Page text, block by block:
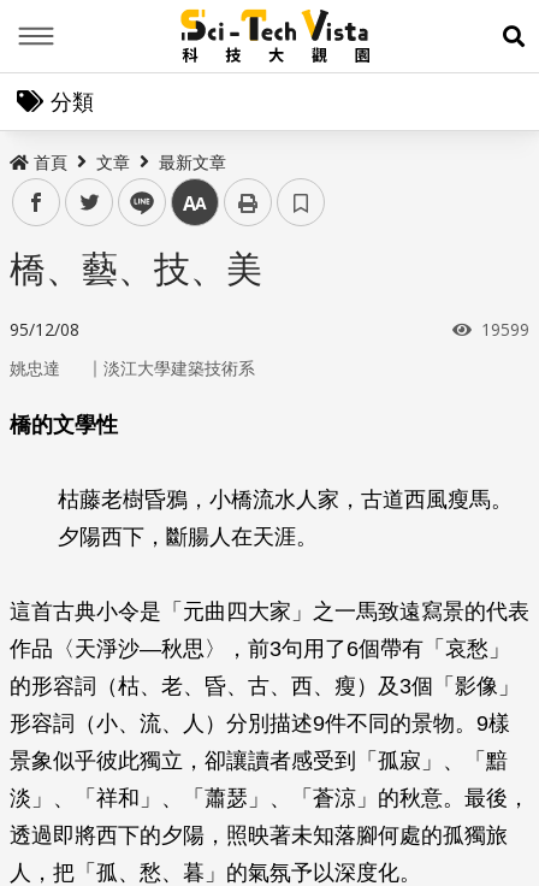
展
分類
首頁 文章 最新文章
facebooktwitter line 中
橋、藝、技、美
95/12/08 瀏覽次
19599
姚忠達 ｜ 淡江大學建築技術系
橋的文學性
枯藤老樹昏鴉，小橋流水人家，古道西風瘦馬。
夕陽西下，斷腸人在天涯。
這首古典小令是「元曲四大家」之一馬致遠寫景的代表
作品〈天淨沙—秋思〉，前3句用了6個帶有「哀愁」
的形容詞（枯、老、昏、古、西、瘦）及3個「影像」
形容詞（小、流、人）分別描述9件不同的景物。9樣
景象似乎彼此獨立，卻讓讀者感受到「孤寂」、「黯
淡」、「祥和」、「蕭瑟」、「蒼涼」的秋意。最後，
透過即將西下的夕陽，照映著未知落腳何處的孤獨旅
人，把「孤、愁、暮」的氣氛予以深度化。